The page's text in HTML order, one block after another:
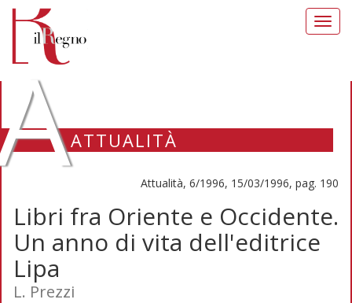
ATTUALITÀ
Attualità, 6/1996, 15/03/1996, pag. 190
Libri fra Oriente e Occidente.
Un anno di vita dell'editrice
Lipa
L. Prezzi